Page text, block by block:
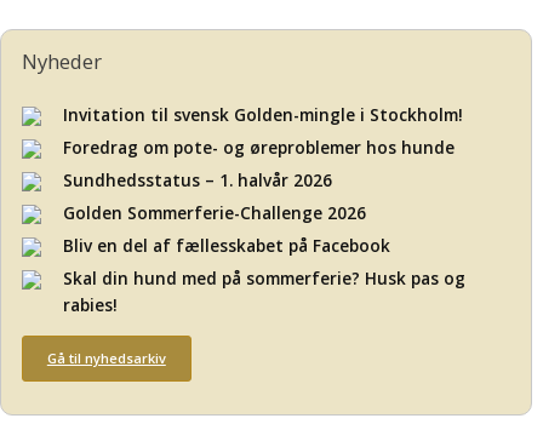
Nyheder
Invitation til svensk Golden-mingle i Stockholm!
Foredrag om pote- og øreproblemer hos hunde
Sundhedsstatus – 1. halvår 2026
Golden Sommerferie-Challenge 2026
Bliv en del af fællesskabet på Facebook
Skal din hund med på sommerferie? Husk pas og
rabies!
Gå til nyhedsarkiv